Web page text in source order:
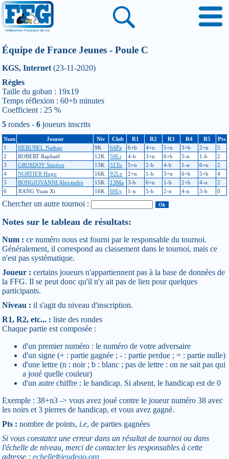
Équipe de France Jeunes - Poule C
KGS, Internet (23-11-2020)
Règles
Taille du goban : 19x19
Temps réflexion : 60+b minutes
Coefficient : 25 %
5 rondes - 6 joueurs inscrits
Num Joueur Niv Club R1 R2 R3 R4 R5
Pts
1
HERUBEL Nathan 9K 64Pa 6+b 4+n 5+n 3+b 2+n
5
2
ROBERT Raphaël 12K 59Li 4-b 3+n 6+b 5-n 1-b
2
3
GROSDOY Siméon 13K 31To 5+n 2-b 4-b 1-n 6+n
2
4
NORTIER Hugo 16K 92Le 2+n 1-b 3+n 6+b 5+b
4
5
BONGIOVANNI Alexandre 15K 13Ma 3-b 6+n 1-b 2+b 4-n
2
6
JIANG Yuan Xi 16K 69Ly 1-n 5-b 2-n 4-n 3-b 0
Chercher un autre tournoi :
Notes sur le tableau de résultats:
Num : ce numéro nous est fourni par le responsable du tournoi.
Généralement, il correspond au classement dans le tournoi, mais ce
n'est pas systématique.
Joueur : certains joueurs n'appartiennent pas à la base de données de
la FFG. Il se peut donc qu'il n'y ait pas de lien pour quelques
participants.
Niveau : il s'agit du niveau d'inscription.
R1, R2, etc... : liste des rondes
Chaque partie est composée :
d'un premier numéro : le numéro de votre adversaire
d'un signe (+ : partie gagnée ; - : partie perdue ; = : partie nulle)
d'une lettre (n : noir ; b : blanc ; pas de lettre : on ne sait pas qui
a joué quelle couleur)
d'un autre chiffre : le handicap. Si absent, le handicap est de 0
Exemple : 38+n3 -> vous avez joué contre le joueur numéro 38 avec
les noirs et 3 pierres de handicap, et vous avez gagné.
Pts : nombre de points, i.e, de parties gagnées
Si vous constatez une erreur dans un résultat de tournoi ou dans
l'échelle de niveau, merci de contacter les responsables à cette
adresse : echelle jeudego.org